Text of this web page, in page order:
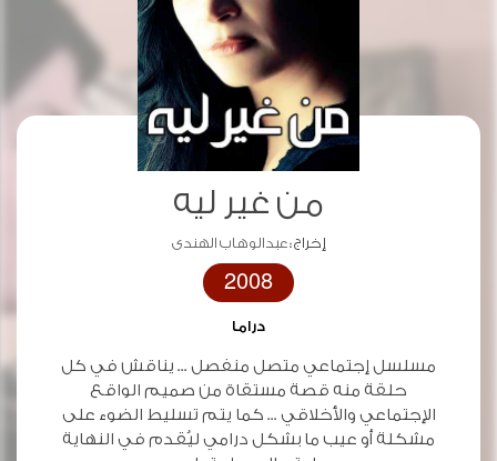
من غير ليه
إخراج :عبدالوهاب الهندى
2008
دراما
مسلسل إجتماعي متصل منفصل ... يناقش في كل
حلقة منه قصة مستقاة من صميم الواقع
الإجتماعي والأخلاقي ... كما يتم تسليط الضوء على
مشكلة أو عيب ما بشكل درامي ليُقدم في النهاية